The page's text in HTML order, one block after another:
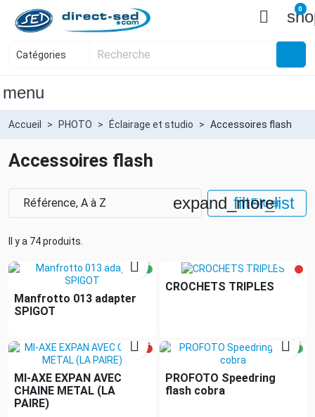
 0
menu
Accueil PHOTO Éclairage et studio Accessoires flash
Accessoires flash
Il y a 74 produits.
Référence, A à Z expand_more
filter_list
Filtrer

Manfrotto 013 adapter
SPIGOT
CROCHETS TRIPLES

MI-AXE EXPAN AVEC
CHAINE METAL (LA
PAIRE)

PROFOTO Speedring
flash cobra